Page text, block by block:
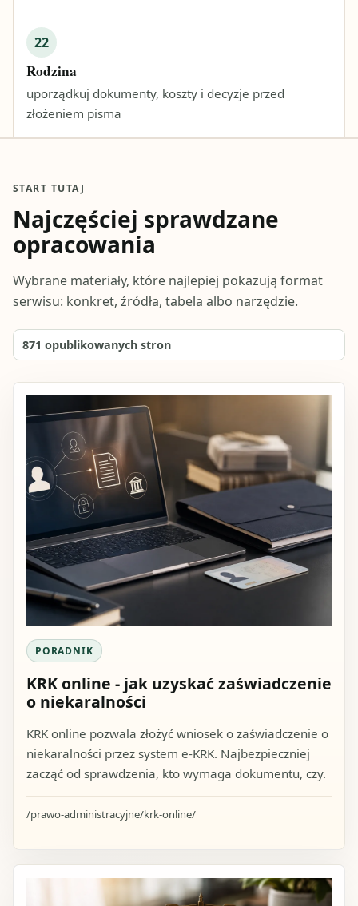
22
Rodzina
uporządkuj dokumenty, koszty i decyzje przed
złożeniem pisma
START TUTAJ
Najczęściej sprawdzane
opracowania
Wybrane materiały, które najlepiej pokazują format
serwisu: konkret, źródła, tabela albo narzędzie.
871 opublikowanych stron
PORADNIK
KRK online - jak uzyskać zaświadczenie
o niekaralności
KRK online pozwala złożyć wniosek o zaświadczenie o
niekaralności przez system e-KRK. Najbezpieczniej
zacząć od sprawdzenia, kto wymaga dokumentu, czy.
/prawo-administracyjne/krk-online/